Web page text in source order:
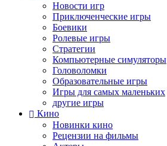
Новости игр
Приключенческие игры
Боевики
Ролевые игры
Стратегии
Компьютерные симуляторы
Головоломки
Образовательные игры
Игры для самых маленьких
другие игры
Кино
Новинки кино
Рецензии на фильмы